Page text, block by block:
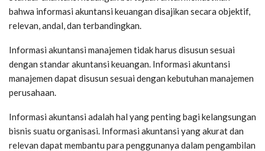
bahwa informasi akuntansi keuangan disajikan secara objektif,
relevan, andal, dan terbandingkan.
Informasi akuntansi manajemen tidak harus disusun sesuai
dengan standar akuntansi keuangan. Informasi akuntansi
manajemen dapat disusun sesuai dengan kebutuhan manajemen
perusahaan.
Informasi akuntansi adalah hal yang penting bagi kelangsungan
bisnis suatu organisasi. Informasi akuntansi yang akurat dan
relevan dapat membantu para penggunanya dalam pengambilan